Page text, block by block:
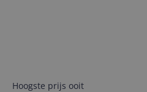
Hoogste prijs ooit